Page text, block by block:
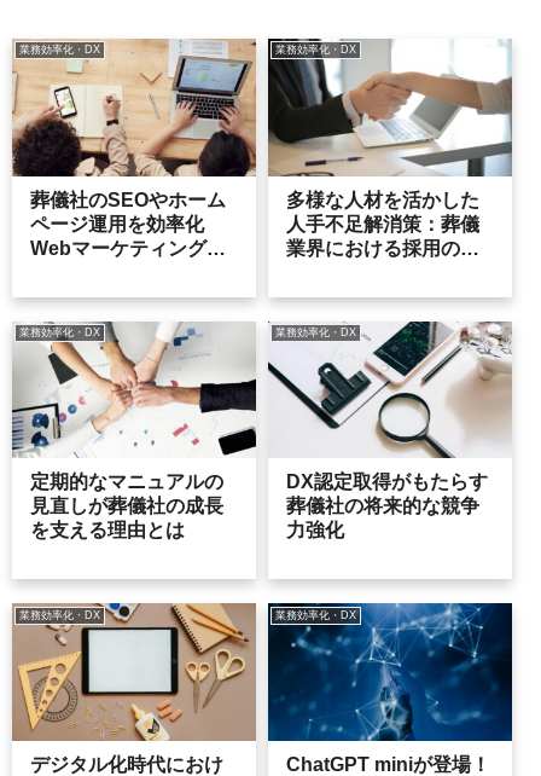
業務効率化・DX
葬儀社のSEOやホーム
ページ運用を効率化
Webマーケティングに
業務効率化・DX
多様な人材を活かした
人手不足解消策：葬儀
業界における採用の新
業務効率化・DX
定期的なマニュアルの
見直しが葬儀社の成長
を支える理由とは
業務効率化・DX
DX認定取得がもたらす
葬儀社の将来的な競争
力強化
業務効率化・DX
デジタル化時代におけ
業務効率化・DX
ChatGPT miniが登場！